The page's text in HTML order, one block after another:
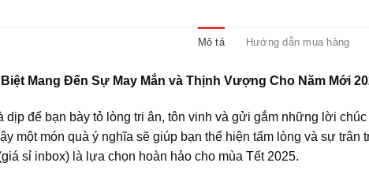
Mô tả Hướng dẫn mua hàng
Mang Đến Sự May Mắn và Thịnh Vượng Cho Năm Mới
dịp để bạn bày tỏ lòng tri ân, tôn vinh và gửi gắm những lời
một món quà ý nghĩa sẽ giúp bạn thể hiện tấm lòng và sự trân
sỉ inbox) là lựa chọn hoàn hảo cho mùa Tết 2025.